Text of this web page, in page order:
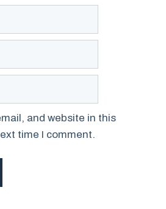
and website in this
time I comment.